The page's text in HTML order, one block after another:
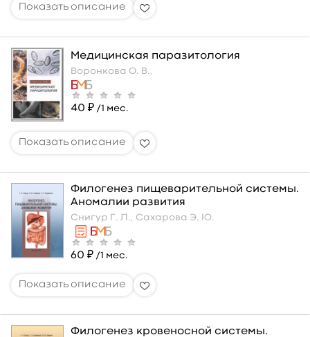
Медицинская паразитология
Воронкова О. В.,
40 ₽ /1 мес.
Филогенез пищеварительной системы.
Аномалии развития
Снигур Г. Л., Сахарова Э. Ю.
60 ₽ /1 мес.
Филогенез кровеносной системы.